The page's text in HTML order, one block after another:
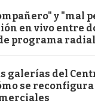
y "mal
en vivo entre
programa radial
galerías del
se